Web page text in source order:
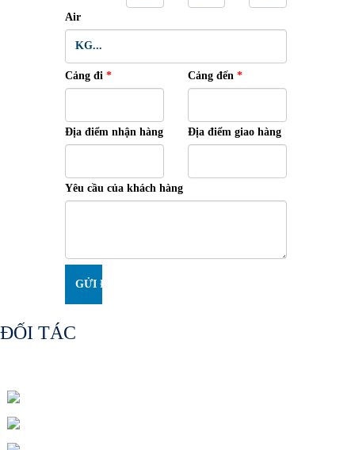
Air
Cảng đi* Cảng đến *
Địa điểm nhận hàng Địa điểm giao hàng
Yêu cầu của khách hàng
GỬI ĐI
ĐỐI TÁC
Số 46 Đường C18, Phường Bảy Hiền, TP. HCM
Phone : +84 28 2223 3833
CP : +84 909 808 353 (Mr Storky Thuận)